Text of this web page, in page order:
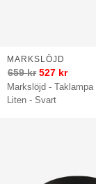
Markslöjd -
Liten - Svart
MARKSLÖJD
659kr 527 kr